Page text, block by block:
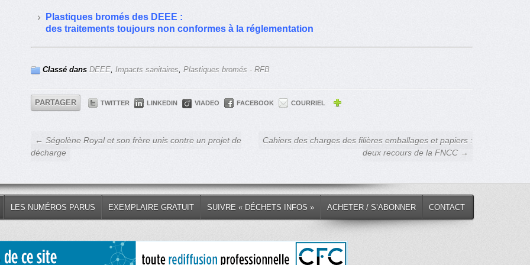
Plastiques bromés des DEEE :
des traitements toujours non conformes à la réglementation
Classé dans DEEE, Impacts sanitaires, Plastiques bromés - RFB
PARTAGER TWITTER LINKEDIN VIADEO FACEBOOK COURRIEL
← Ségolène Royal et son frère unis contre un projet de
décharge
Cahiers des charges des filières emballages et papiers :
deux recours de la FNCC →
LES NUMÉROS PARUS EXEMPLAIRE GRATUIT SUIVRE « DÉCHETS INFOS » ACHETER / S’ABONNER CONTACT